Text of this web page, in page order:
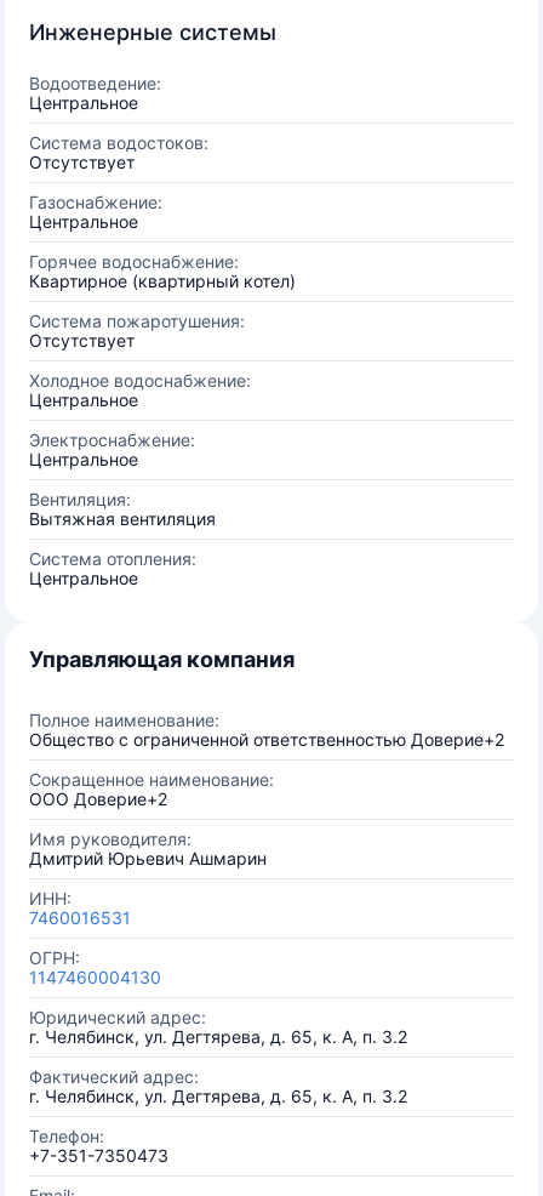
Инженерные системы
Водоотведение:
Центральное
Система водостоков:
Отсутствует
Газоснабжение:
Центральное
Горячее водоснабжение:
Квартирное (квартирный котел)
Система пожаротушения:
Отсутствует
Холодное водоснабжение:
Центральное
Электроснабжение:
Центральное
Вентиляция:
Вытяжная вентиляция
Система отопления:
Центральное
Управляющая компания
Полное наименование:
Общество с ограниченной ответственностью Доверие+2
Сокращенное наименование:
ООО Доверие+2
Имя руководителя:
Дмитрий Юрьевич Ашмарин
ИНН:
7460016531
ОГРН:
1147460004130
Юридический адрес:
г. Челябинск, ул. Дегтярева, д. 65, к. А, п. 3.2
Фактический адрес:
г. Челябинск, ул. Дегтярева, д. 65, к. А, п. 3.2
Телефон:
+7-351-7350473